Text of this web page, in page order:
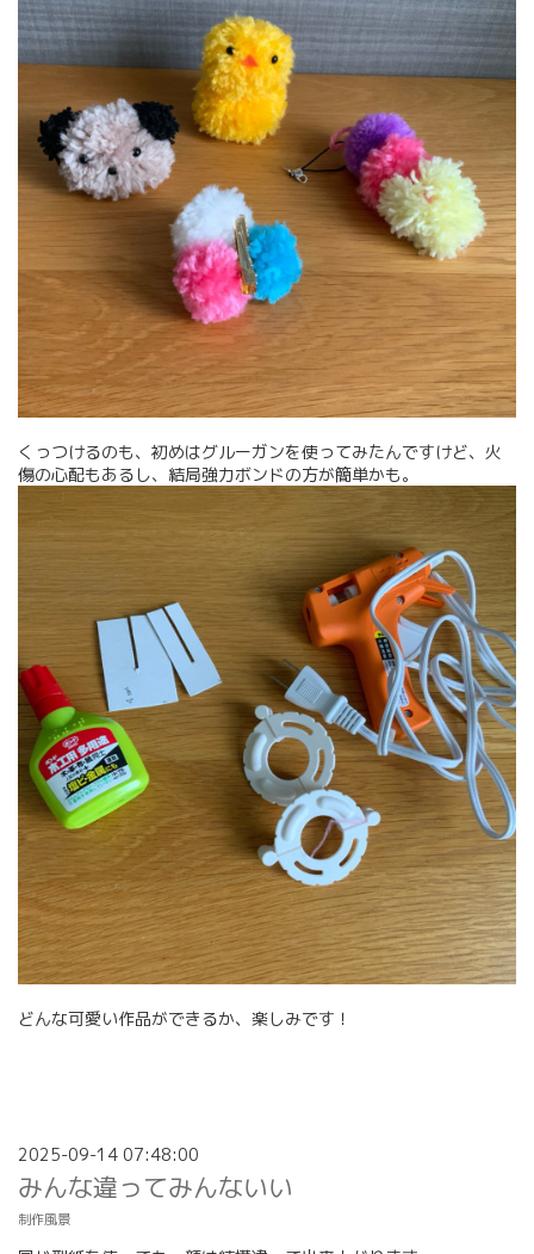
くっつけるのも、初めはグルーガンを使ってみたんですけど、火
傷の心配もあるし、結局強力ボンドの方が簡単かも。
どんな可愛い作品ができるか、楽しみです！
2025-09-14 07:48:00
みんな違ってみんないい
制作風景